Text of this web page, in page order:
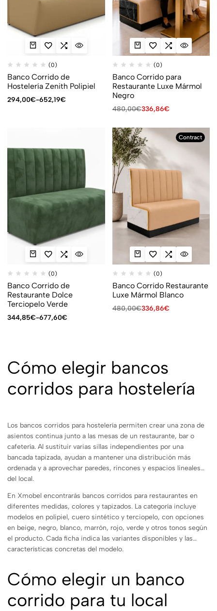
(0)
Banco Corrido de
Hostelería Zenith Polipiel
294,00€-652,19€
(0)
Banco Corrido para
Restaurante Luxe Mármol
Negro
480,00€336,86€
(0)
Banco Corrido de
Restaurante Dolce
Terciopelo Verde
344,85€-677,60€
Contract
(0)
Banco Corrido Restaurante
Luxe Mármol Blanco
480,00€336,86€
Cómo elegir bancos
corridos para hostelería
Los bancos corridos para hostelería permiten crear una zona de
asientos continua junto a las mesas de un restaurante, bar o
cafetería. Al sustituir varias sillas independientes por una
bancada tapizada, ayudan a mantener una distribución más
ordenada y a aprovechar paredes, rincones y espacios lineales
del local.
En Xmobel encontrarás bancos corridos para restaurantes en
diferentes medidas, colores y tapizados. La categoría incluye
modelos en polipiel, cuero sintético y terciopelo, con opciones
en beige, negro, blanco, marrón, rojo, verde y otros tonos según
el producto. Cada ficha indica las variantes disponibles y las
características concretas del modelo.
Cómo elegir un banco
corrido para tu local